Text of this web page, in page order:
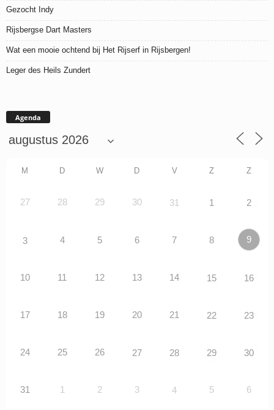
Gezocht Indy
Rijsbergse Dart Masters
Wat een mooie ochtend bij Het Rijserf in Rijsbergen!
Leger des Heils Zundert
Agenda
M D W D V Z Z
27 28 29 30 31 1 2
3 4 5 6 7 8 9
10 11 12 13 14 15 16
17 18 19 20 21 22 23
24 25 26 27 28 29 30
31 1 2 3 4 5 6